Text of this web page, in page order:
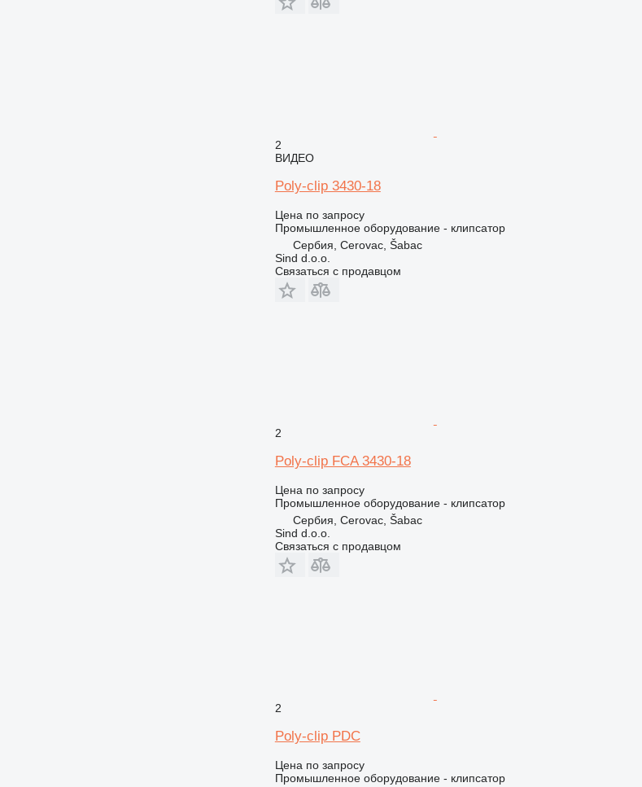
2
ВИДЕО
Poly-clip 3430-18
Цена по запросу
Промышленное оборудование - клипсатор
Сербия, Cerovac, Šabac
Sind d.o.o.
Связаться с продавцом
2
Poly-clip FCA 3430-18
Цена по запросу
Промышленное оборудование - клипсатор
Сербия, Cerovac, Šabac
Sind d.o.o.
Связаться с продавцом
2
Poly-clip PDC
Цена по запросу
Промышленное оборудование - клипсатор